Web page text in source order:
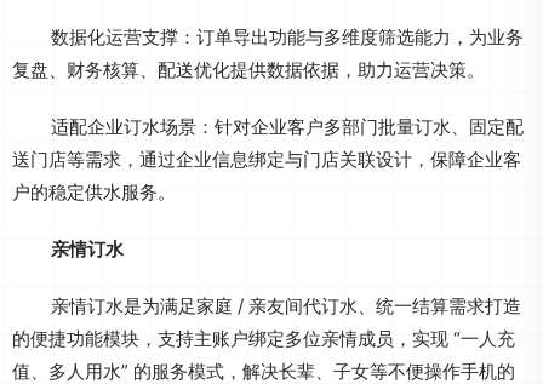
数据化运营支撑：订单导出功能与多维度筛选能力，为业务
复盘、财务核算、配送优化提供数据依据，助力运营决策。
适配企业订水场景：针对企业客户多部门批量订水、固定配
送门店等需求，通过企业信息绑定与门店关联设计，保障企业客
户的稳定供水服务。
亲情订水
亲情订水是为满足家庭 / 亲友间代订水、统一结算需求打造
的便捷功能模块，支持主账户绑定多位亲情成员，实现 “一人充
值、多人用水” 的服务模式，解决长辈、子女等不便操作手机的